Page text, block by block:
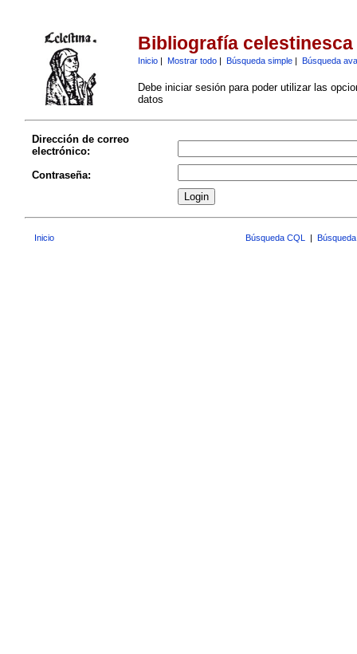
Bibliografía celestinesca
Inicio| Mostrar todo| Búsqueda simple| Búsqueda
Debe iniciar sesión para poder utilizar las
datos
Dirección de correo
electrónico:
Contraseña:
Inicio Búsqueda CQL |